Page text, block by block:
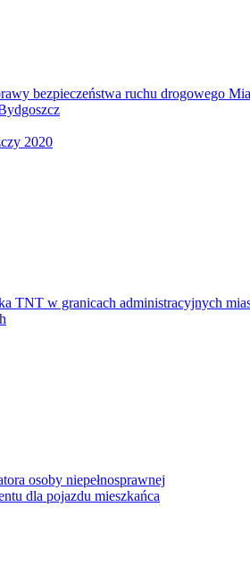
bezpieczeństwa ruchu drogowego
2020
TNT w granicach administracyjnych
osoby niepełnosprawnej
dla pojazdu mieszkańca